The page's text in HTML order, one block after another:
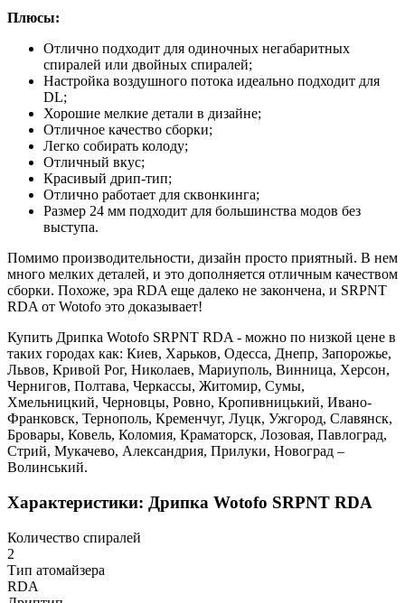
Плюсы:
Отлично подходит для одиночных негабаритных
спиралей или двойных спиралей;
Настройка воздушного потока идеально подходит для
DL;
Хорошие мелкие детали в дизайне;
Отличное качество сборки;
Легко собирать колоду;
Отличный вкус;
Красивый дрип-тип;
Отлично работает для сквонкинга;
Размер 24 мм подходит для большинства модов без
выступа.
Помимо производительности, дизайн просто приятный. В нем
много мелких деталей, и это дополняется отличным качеством
сборки. Похоже, эра RDA еще далеко не закончена, и SRPNT
RDA от Wotofo это доказывает!
Купить Дрипка Wotofo SRPNT RDA - можно по низкой цене в
таких городах как: Киев, Харьков, Одесса, Днепр, Запорожье,
Львов, Кривой Рог, Николаев, Мариуполь, Винница, Херсон,
Чернигов, Полтава, Черкассы, Житомир, Сумы,
Хмельницкий, Черновцы, Ровно, Кропивницький, Ивано-
Франковск, Тернополь, Кременчуг, Луцк, Ужгород, Славянск,
Бровары, Ковель, Коломия, Краматорск, Лозовая, Павлоград,
Стрий, Мукачево, Александрия, Прилуки, Новоград –
Волинський.
Характеристики: Дрипка Wotofo SRPNT RDA
Количество спиралей
2
Тип атомайзера
RDA